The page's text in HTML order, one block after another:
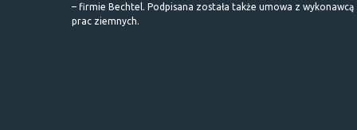
– firmie Bechtel. Podpisana została także umowa z wykonawcą
prac ziemnych.